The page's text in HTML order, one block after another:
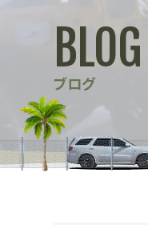
BLOG
ブログ